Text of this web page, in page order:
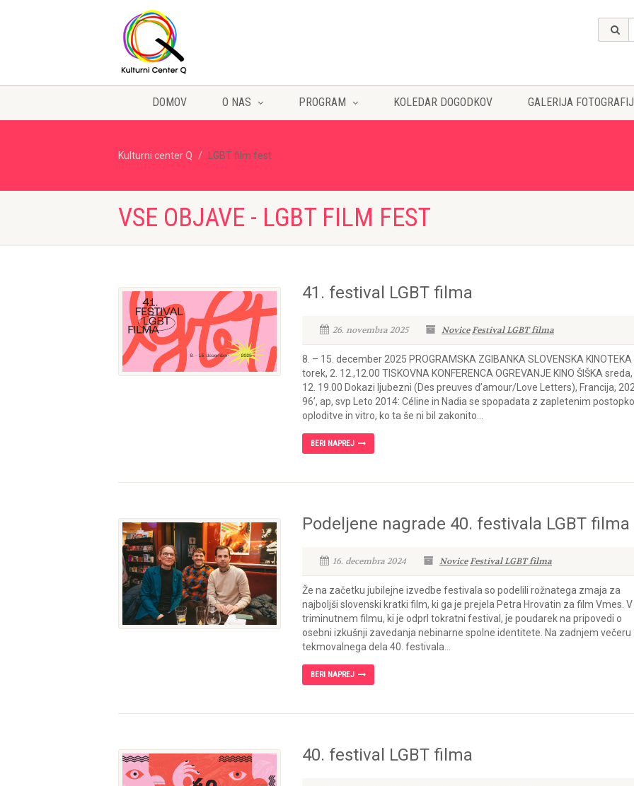
DOMOV O NAS PROGRAM KOLEDAR DOGODKOV GALERIJA FOTOGRAFIJ
Kulturni center Q LGBT film fest
VSE OBJAVE - LGBT FILM FEST
41. festival LGBT filma
26. novembra 2025 NoviceFestival LGBT filma
8. – 15. december 2025 PROGRAMSKA ZGIBANKA SLOVENSKA KINOTEKA
torek, 2. 12.,12.00 TISKOVNA KONFERENCA OGREVANJE KINO ŠIŠKA
12. 19.00 Dokazi ljubezni (Des preuves d’amour/Love Letters), Francija,
96’, ap, svp Leto 2014: Céline in Nadia se spopadata z zapletenim
oploditve in vitro, ko ta še ni bil zakonito...
BERI NAPREJ
Podeljene nagrade 40. festivala LGBT filma
16. decembra 2024 NoviceFestival LGBT filma
Že na začetku jubilejne izvedbe festivala so podelili rožnatega zmaja za
najboljši slovenski kratki film, ki ga je prejela Petra Hrovatin za film Vmes. V
triminutnem filmu, ki je odprl tokratni festival, je poudarek na pripovedi o
osebni izkušnji zavedanja nebinarne spolne identitete. Na zadnjem večeru
tekmovalnega dela 40. festivala...
BERI NAPREJ
40. festival LGBT filma